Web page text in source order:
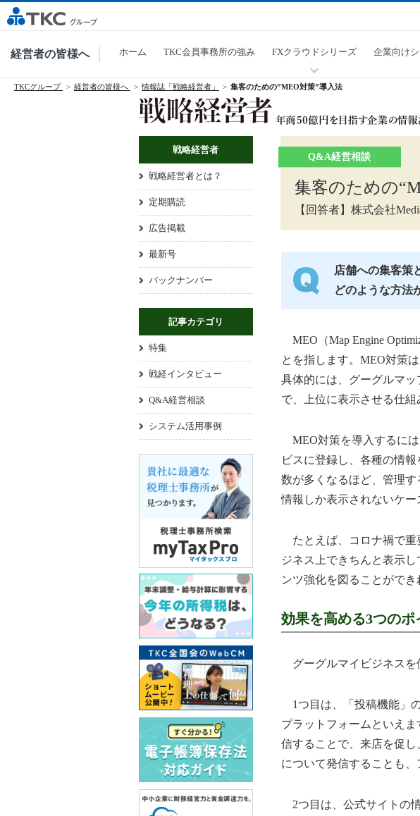
経営者の皆様へ ホーム TKC会員事務所の強み FXクラウドシリーズ 企業向け
TKCグループ 経営者の皆様へ 情報誌「戦略経営者」 集客のための”MEO対策”導入法
Q&A経営相談
集客のための
【回答者】株式会社
店舗への集客策
どのような方法
MEO（Map Engine
とを指します。MEO対策
具体的には、グーグルマ
で、上位に表示させる仕組
MEO対策を導入するに
ビスに登録し、各種の情
数が多くなるほど、管理
情報しか表示されないケー
たとえば、コロナ禍で重
ジネス上できちんと表示
ンツ強化を図ることができ
効果を高める3つのポ
グーグルマイビジネスを
1つ目は、「投稿機能」
プラットフォームといえ
信することで、来店を促
について発信することも、
2つ目は、公式サイトの
戦略経営者
戦略経営者とは？
定期購読
広告掲載
最新号
バックナンバー
記事カテゴリ
特集
戦経インタビュー
Q&A経営相談
システム活用事例